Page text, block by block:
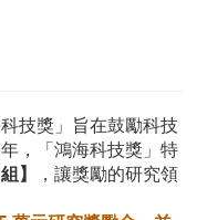
技獎」旨在鼓勵科技
，「鴻海科技獎」特
】
，讓獎勵的研究領